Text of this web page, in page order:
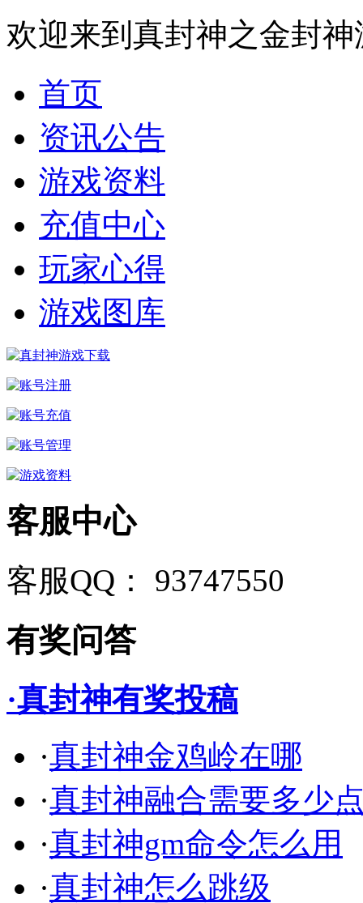
欢迎来到真封神之金封
首页
资讯公告
游戏资料
充值中心
玩家心得
游戏图库
客服中心
客服QQ： 93747550
有奖问答
·真封神有奖投稿
·真封神金鸡岭在哪
·真封神融合需要多少
·真封神gm命令怎么用
·真封神怎么跳级